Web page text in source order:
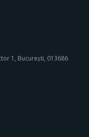
1, București, 013686